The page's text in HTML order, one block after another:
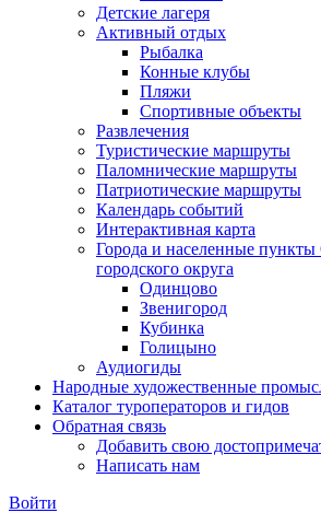
Детские лагеря
Активный отдых
Рыбалка
Конные клубы
Пляжи
Спортивные объекты
Развлечения
Туристические маршруты
Паломнические маршруты
Патриотические маршруты
Календарь событий
Интерактивная карта
Города и населенные
городского округа
Одинцово
Звенигород
Кубинка
Голицыно
Аудиогиды
Народные художественные
Каталог туроператоров и гидов
Обратная связь
Добавить свою
Написать нам
Войти